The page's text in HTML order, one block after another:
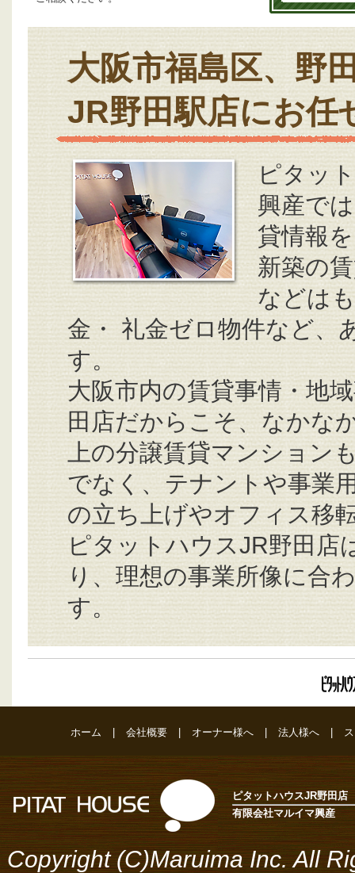
大阪市福島区、野
JR野田駅店にお任
ピタッ
興産で
貸情報
新築の
などは
金・ 礼金ゼロ物件など、
す。
大阪市内の賃貸事情・地
田店だからこそ、なかな
上の分譲賃貸マンション
でなく、テナントや事業
の立ち上げやオフィス移
ピタットハウスJR野田店
り、理想の事業所像に合
す。
ホーム 会社概要 オーナー様へ 法人様へ
ピタットハウスJR野田店
有限会社マルイマ興産
Copyright (C)Maruima Inc. All